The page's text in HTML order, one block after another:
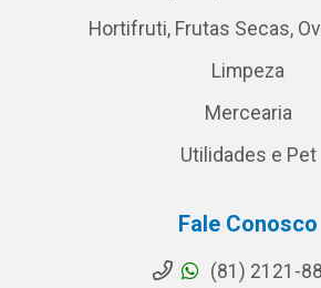
Hortifruti, Frutas Secas,
Limpeza
Mercearia
Utilidades e Pet
Fale Conosco
(81) 2121-